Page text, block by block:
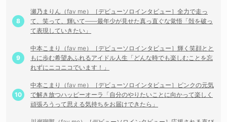
瀬乃まりん（fav me）［デビューソロインタビュー］全力で走っ
て、笑って、輝いて——最年少が見せた真っ直ぐな覚悟「殻を破っ
て表現していきたい」
中本こまり（fav me）［デビューソロインタビュー］輝く笑顔とと
もに歩む希望あふれるアイドル人生「どんな時でも楽しむことを忘
れずにニコニコでいます！」
中本こまり（fav me）［デビューソロインタビュー］ピンクの元気
で解き放つハッピーオーラ「自分のやりたいことに向かって楽しく
頑張ろうって思える気持ちをお届けできたら」